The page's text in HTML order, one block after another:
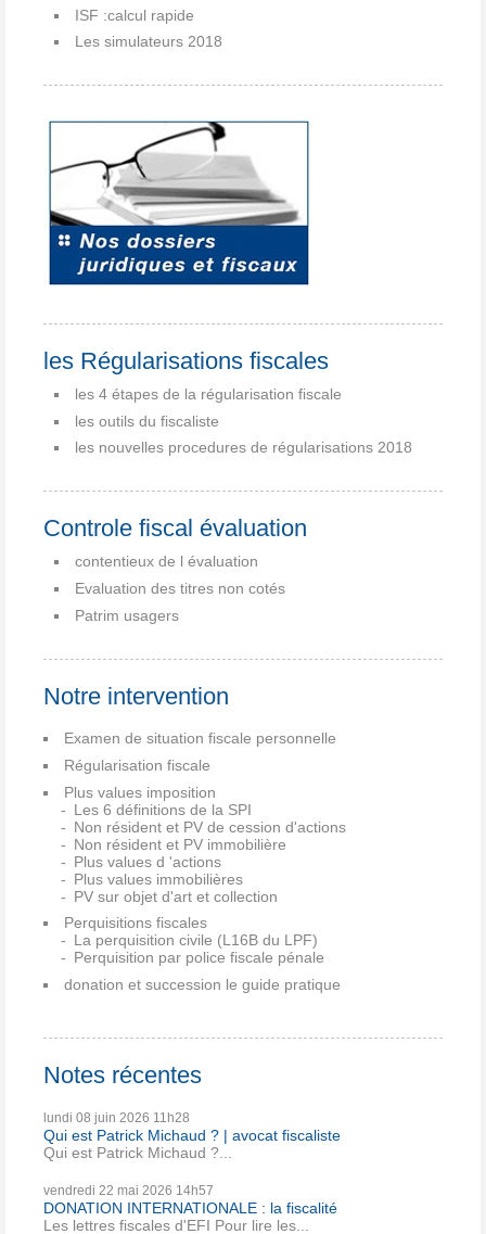
ISF :calcul rapide
Les simulateurs 2018
les Régularisations fiscales
les 4 étapes de la régularisation fiscale
les outils du fiscaliste
les nouvelles procedures de régularisations 2018
Controle fiscal évaluation
contentieux de l évaluation
Evaluation des titres non cotés
Patrim usagers
Notre intervention
Examen de situation fiscale personnelle
Régularisation fiscale
Plus values imposition
Les 6 définitions de la SPI
Non résident et PV de cession d'actions
Non résident et PV immobilière
Plus values d 'actions
Plus values immobilières
PV sur objet d'art et collection
Perquisitions fiscales
La perquisition civile (L16B du LPF)
Perquisition par police fiscale pénale
donation et succession le guide pratique
Notes récentes
lundi 08 juin 2026 11h28
Qui est Patrick Michaud ? | avocat fiscaliste
Qui est Patrick Michaud ?...
vendredi 22 mai 2026 14h57
DONATION INTERNATIONALE : la fiscalité
Les lettres fiscales d'EFI Pour lire les...